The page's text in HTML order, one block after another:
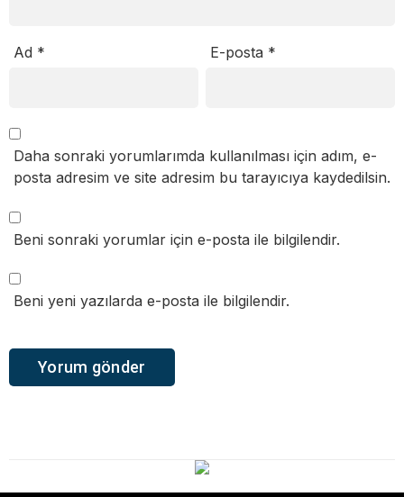
Ad * E-posta *
Daha sonraki yorumlarımda kullanılması için adım, e-
posta adresim ve site adresim bu tarayıcıya kaydedilsin.
Beni sonraki yorumlar için e-posta ile bilgilendir.
Beni yeni yazılarda e-posta ile bilgilendir.